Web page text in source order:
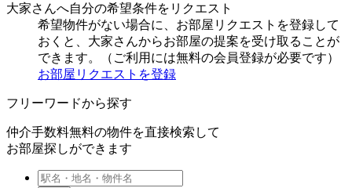
大家さんへ自分の希望条件をリクエスト
希望物件がない場合に、お部屋リクエストを登録して
おくと、大家さんからお部屋の提案を受け取ることが
できます。（ご利用には無料の会員登録が必要です）
お部屋リクエストを登録
フリーワードから探す
仲介手数料無料の物件を直接検索して
お部屋探しができます